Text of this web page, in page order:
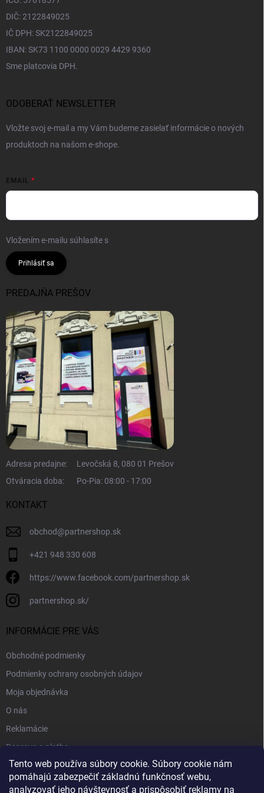
Tento web používa súbory cookie. Súbory cookie nám
pomáhajú zabezpečiť základnú funkčnosť webu,
analyzovať jeho návštevnosť a prispôsobiť reklamy na
DIČ: 2122849025
IČ DPH: SK2122849025
IBAN: SK73 1100 0000 0029 4429 9360
Sme platcovia DPH.
ODOBERAŤ NEWSLETTER
Vložte svoj e-mail a my Vám budeme zasielať informácie o nových
produktoch na našom e-shope.
EMAIL
Vložením e-mailu súhlasíte s
Prihlásiť sa
PREDAJŇA PREŠOV
Adresa predajne:
Levočská 8, 080 01 Prešov
Otváracia doba:
Po-Pia: 08:00 - 17:00
KONTAKT
obchod@partnershop.sk
+421 948 330 608
https://www.facebook.com/partnershop.sk
partnershop.sk/
INFORMÁCIE PRE VÁS
Obchodné podmienky
Podmienky ochrany osobných údajov
Moja objednávka
O nás
Reklamácie
Doprava a platba
Kontakt
Blog